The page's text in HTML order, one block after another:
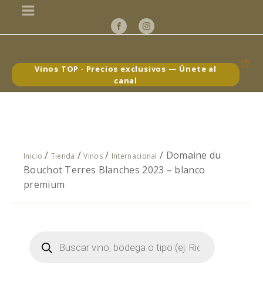
Vinos TOP · Precios exclusivos — Únete al
canal
Inicio / Tienda /Vinos/ Internacional / Domaine du
Bouchot Terres Blanches 2023 – blanco
premium
Búsqueda